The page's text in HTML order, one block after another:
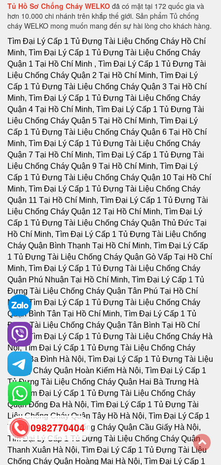
Tủ Hồ Sơ Chống Cháy WELKO đã có mặt tại 172 quốc gia và
hơn 10.000 chi nhánh trên khắp thế giới. Sản phẩm Tủ chống
cháy WELKO mong muốn mang đến sự hài lòng cho khách hàng.
Tìm Đại Lý Cấp 1 Tủ Đựng Tài Liệu Chống Cháy Hồ Chí Minh, Tìm Đại Lý Cấp 1 Tủ Đựng Tài Liệu Chống Cháy Quận 1 Tại Hồ Chí Minh , Tìm Đại Lý Cấp 1 Tủ Đựng Tài Liệu Chống Cháy Quận 2 Tại Hồ Chí Minh, Tìm Đại Lý Cấp 1 Tủ Đựng Tài Liệu Chống Cháy Quận 3 Tại Hồ Chí Minh, Tìm Đại Lý Cấp 1 Tủ Đựng Tài Liệu Chống Cháy Quận 4 Tại Hồ Chí Minh, Tìm Đại Lý Cấp 1 Tủ Đựng Tài Liệu Chống Cháy Quận 5 Tại Hồ Chí Minh, Tìm Đại Lý Cấp 1 Tủ Đựng Tài Liệu Chống Cháy Quận 6 Tại Hồ Chí Minh, Tìm Đại Lý Cấp 1 Tủ Đựng Tài Liệu Chống Cháy Quận 7 Tại Hồ Chí Minh, Tìm Đại Lý Cấp 1 Tủ Đựng Tài Liệu Chống Cháy Quận 9 Tại Hồ Chí Minh, Tìm Đại Lý Cấp 1 Tủ Đựng Tài Liệu Chống Cháy Quận 10 Tại Hồ Chí Minh, Tìm Đại Lý Cấp 1 Tủ Đựng Tài Liệu Chống Cháy Quận 11 Tại Hồ Chí Minh, Tìm Đại Lý Cấp 1 Tủ Đựng Tài Liệu Chống Cháy Quận 12 Tại Hồ Chí Minh, Tìm Đại Lý Cấp 1 Tủ Đựng Tài Liệu Chống Cháy Quận Thủ Đức Tại Hồ Chí Minh, Tìm Đại Lý Cấp 1 Tủ Đựng Tài Liệu Chống Cháy Quận Bình Thạnh Tại Hồ Chí Minh, Tìm Đại Lý Cấp 1 Tủ Đựng Tài Liệu Chống Cháy Quận Gò Vấp Tại Hồ Chí Minh, Tìm Đại Lý Cấp 1 Tủ Đựng Tài Liệu Chống Cháy Quận Phú Nhuận Tại Hồ Chí Minh, Tìm Đại Lý Cấp 1 Tủ Đựng Tài Liệu Chống Cháy Quận Tân Phú Tại Hồ Chí Minh, Tìm Đại Lý Cấp 1 Tủ Đựng Tài Liệu Chống Cháy Quận Bình Tân Tại Hồ Chí Minh, Tìm Đại Lý Cấp 1 Tủ Đựng Tài Liệu Chống Cháy Quận Tân Bình Tại Hồ Chí Minh, Tìm Đại Lý Cấp 1 Tủ Đựng Tài Liệu Chống Cháy Hà Nội, Tìm Đại Lý Cấp 1 Tủ Đựng Tài Liệu Chống Cháy Quận Ba Đình Hà Nội, Tìm Đại Lý Cấp 1 Tủ Đựng Tài Liệu Chống Cháy Quận Hoàn Kiếm Hà Nội, Tìm Đại Lý Cấp 1 Tủ Đựng Tài Liệu Chống Cháy Quận Hai Bà Trưng Hà Nội, Tìm Đại Lý Cấp 1 Tủ Đựng Tài Liệu Chống Cháy Quận Đống Đa Hà Nội, Tìm Đại Lý Cấp 1 Tủ Đựng Tài Liệu Chống Cháy Quận Tây Hồ Hà Nội, Tìm Đại Lý Cấp 1 Tủ Đựng Tài Liệu Chống Cháy Quận Cầu Giấy Hà Nội, Tìm Đại Lý Cấp 1 Tủ Đựng Tài Liệu Chống Cháy Quận Thanh Xuân Hà Nội, Tìm Đại Lý Cấp 1 Tủ Đựng Tài Liệu Chống Cháy Quận Hoàng Mai Hà Nội, Tìm Đại Lý Cấp 1 Tủ Đựng Tài Liệu Chống Cháy Quận Long Biên Hà Nội, Tìm Đại Lý Cấp 1 Tủ Đựng Tài Liệu Chống Cháy Quận Bắc Từ Liêm Hà Nội, Tìm Đại Lý Cấp 1 Tủ Đựng Tài Liệu Chống Cháy Huyện Thanh Trì Hà Nội, Tìm Đại Lý Cấp 1 Tủ Đựng Tài Liệu Chống Cháy Huyện Gia Lâm Hà Nội, Tìm Đại Lý Cấp 1 Tủ Đựng Tài Liệu Chống Cháy Huyện Đông Anh Hà Nội, Tìm Đại Lý Cấp 1 Tủ Đựng Tài Liệu Chống Cháy Huyện Sóc Sơn Hà Nội, Tìm Đại Lý Cấp 1 Tủ Đựng Tài Liệu Chống Cháy Quận Hà Đông Hà Nội, Tìm Đại Lý Cấp 1 Tủ Đựng Tài Liệu Chống Cháy Thị xã Sơn Tây Hà Nội, Tìm Đại Lý Cấp 1 Tủ Đựng Tài Liệu Chống Cháy Huyện Ba Vì Hà Nội, Tìm Đại Lý Cấp 1 Tủ Đựng Tài Liệu Chống Cháy Huyện Phúc Thọ Hà Nội, Tìm Đại Lý Cấp 1 Tủ Đựng Tài Liệu Chống Cháy Huyện Thạch Thất Hà Nội, Tìm Đại Lý Cấp 1 Tủ Đựng Tài Liệu Chống Cháy Huyện Quốc Oai Hà Nội, Tìm Đại Lý Cấp 1 Tủ Đựng Tài Liệu Chống Cháy Huyện Chương Mỹ Hà Nội, Tìm Đại Lý Cấp 1 Tủ Đựng Tài Liệu Chống Cháy Huyện Đan Phượng Hà Nội, Tìm Đại Lý Cấp 1 Tủ Đựng Tài Liệu Chống Cháy Huyện Hoài Đức Hà Nội, Tìm Đại Lý Cấp 1 Tủ Đựng Tài Liệu Chống Cháy Huyện Thanh Oai Hà Nội, Tìm Đại Lý Cấp 1 Tủ Đựng Tài Liệu Chống Cháy Huyện Mỹ Đức Hà Nội, Tìm Đại Lý Cấp 1 Tủ Đựng Tài Liệu Chống Cháy Huyện Ứng Hoà Hà Nội, Tìm Đại Lý Cấp 1 Tủ Đựng Tài Liệu Chống Cháy Huyện Thường Tín Hà Nội, Tìm Đại Lý Cấp 1 Tủ Đựng Tài Liệu Chống Cháy Huyện Phú Xuyên Hà Nội, Tìm Đại Lý Cấp 1 Tủ Đựng Tài Liệu Chống Cháy Huyện Mê Linh Hà Nội, Tìm Đại Lý Cấp 1 Tủ Đựng Tài Liệu Chống Cháy Quận Nam Từ Liên Hà Nội, Tìm Đại Lý Cấp 1 Tủ Đựng Tài Liệu Chống Cháy An Giang, Tìm Đại Lý Cấp 1 Tủ Đựng Tài Liệu Chống Cháy Thành phố Long Xuyên Tỉnh An Giang, Tìm Đại Lý Cấp 1 Tủ Đựng Tài Liệu Chống Cháy Thành phố Châu Đốc Tỉnh An Giang, Tìm Đại Lý Cấp 1 Tủ Đựng Tài Liệu Chống Cháy Huyện An Phú Tỉnh An Giang, Tìm Đại Lý Cấp 1 Tủ Đựng Tài Liệu Chống Cháy Thị xã Tân Châu, Tìm Đại Lý Cấp 1 Tủ Đựng Tài Liệu Chống Cháy Huyện Phú Tân, Tìm Đại Lý Cấp 1 Tủ Đựng Tài Liệu Chống Cháy Huyện Châu Phú, Tìm Đại Lý Cấp 1 Tủ Đựng Tài Liệu Chống Cháy Huyện Tịnh Biên, Tìm Đại Lý Cấp 1 Tủ Đựng Tài Liệu Chống Cháy Huyện Tri Tôn, Tìm Đại Lý Cấp 1 Tủ Đựng Tài Liệu Chống Cháy Huyện Châu Thành Tỉnh An Giang, Tìm Đại Lý Cấp 1 Tủ Đựng Tài Liệu Chống Cháy Huyện Chợ Mới Tỉnh An Giang, Tìm Đại Lý Cấp 1 Tủ Đựng Tài Liệu Chống Cháy Huyện Thoại Sơn Tỉnh An Giang, Tìm Đại Lý Cấp 1 Tủ Đựng Tài Liệu Chống Cháy Vũng Tàu, Tìm Đại Lý Cấp 1 Tủ Đựng Tài Liệu Chống Cháy Thành phố Vũng Tàu Tại Bà Rịa - Vũng Tàu, Tìm Đại Lý Cấp 1 Tủ Đựng Tài Liệu Chống Cháy Thành phố Bà Rịa Tại Bà Rịa - Vũng Tàu, Tìm Đại Lý Cấp 1 Tủ Đựng Tài Liệu Chống Cháy Huyện Châu Đức Tại Bà Rịa - Vũng Tàu, Tìm Đại Lý Cấp 1 Tủ Đựng Tài Liệu Chống Cháy Huyện Xuyên Mộc Tại Bà Rịa - Vũng Tàu, Tìm Đại Lý Cấp 1 Tủ Đựng Tài Liệu Chống Cháy Huyện Long Điền Tại Bà Rịa - Vũng Tàu, Tìm Đại Lý Cấp 1 Tủ Đựng Tài Liệu Chống Cháy Huyện Đất Đỏ Tại Bà Rịa - Vũng Tàu, Tìm Đại Lý Cấp 1 Tủ Đựng Tài Liệu Chống Cháy Huyện Tân Thành Tại Bà Rịa - Vũng Tàu, Tỉnh Bà Rịa - Vũng Tàu Tại Bà Rịa - Vũng Tàu, Tìm Đại Lý Cấp 1 Tủ Đựng Tài Liệu Chống Cháy Bạc Liêu, Tìm Đại Lý Cấp 1 Tủ Đựng Tài Liệu Chống Cháy Thành phố Bạc Liêu Tại Bạc Liêu, Tìm Đại Lý Cấp 1 Tủ Đựng Tài Liệu Chống Cháy Huyện Hồng Dân Tại Bạc Liêu, Tìm Đại Lý Cấp 1 Tủ Đựng Tài Liệu Chống Cháy Huyện Phước Long Tại Bạc Liêu, Tìm Đại Lý Cấp 1 Tủ Đựng Tài Liệu Chống Cháy Huyện Vĩnh Lợi Tại Bạc Liêu, Tìm Đại Lý Cấp 1 Tủ Đựng Tài Liệu Chống Cháy Thị xã Giá Rai Tại Bạc Liêu, Tìm Đại Lý Cấp 1 Tủ Đựng Tài Liệu Chống Cháy Huyện Đông Hải Tại Bạc Liêu, Tìm Đại Lý Cấp 1 Tủ Đựng Tài Liệu Chống Cháy Huyện Hoà Bình Tại Bạc Liêu, Tìm Đại Lý Cấp 1 Tủ Đựng Tài Liệu Chống Cháy Bắc Kạn, Tìm Đại Lý Cấp 1 Tủ Đựng Tài Liệu Chống Cháy Thành Phố Bắc Kạn, Tìm Đại Lý Cấp 1 Tủ Đựng Tài Liệu Chống Cháy Huyện Pác Nặm Tại Bắc Kạn, Tìm Đại Lý Cấp 1 Tủ Đựng Tài Liệu Chống Cháy Huyện Ba Bể Tại Bắc Kạn, Tìm Đại Lý Cấp 1 Tủ Đựng Tài Liệu Chống Cháy Huyện Ngân Sơn Tại Bắc Kạn, Tìm Đại Lý Cấp 1 Tủ Đựng Tài Liệu Chống Cháy Huyện Bạch Thông Tại Bắc Kạn, Tìm Đại Lý Cấp 1 Tủ Đựng Tài Liệu Chống Cháy Huyện Chợ Đồn Tại Bắc Kạn, Tìm Đại Lý Cấp 1 Tủ Đựng Tài Liệu Chống Cháy Huyện Chợ Mới Tại Bắc Kạn, Huyện Na Rì Tại Bắc Kạn, Tìm Đại Lý Cấp 1 Tủ Đựng Tài Liệu Chống Cháy Bắc Giang, Tìm Đại Lý Cấp 1 Tủ Đựng Tài Liệu Chống Cháy Thành phố Bắc Giang, Tìm Đại Lý Cấp 1 Tủ Đựng Tài Liệu Chống Cháy Huyện Yên Thế Tại Bắc Giang, Tìm Đại Lý Cấp 1 Tủ Đựng Tài Liệu Chống Cháy Huyện Tân Yên Tại Bắc Giang, Tìm Đại Lý Cấp 1 Tủ Đựng Tài Liệu Chống Cháy Huyện Lạng Giang Tại Bắc Giang, Tìm Đại Lý Cấp 1 Tủ Đựng Tài Liệu Chống Cháy Huyện Lục Nam Tại Bắc Giang, Tìm Đại Lý Cấp 1 Tủ Đựng Tài Liệu Chống Cháy Huyện Lục Ngạn Tại Bắc Giang, Tìm Đại Lý Cấp 1 Tủ Đựng Tài Liệu Chống Cháy Huyện Sơn Động Tại Bắc Giang, Tìm Đại Lý Cấp 1 Tủ Đựng Tài Liệu Chống Cháy Huyện Yên Dũng Tại Bắc Giang, Tìm Đại Lý Cấp 1 Tủ Đựng Tài Liệu Chống Cháy Huyện Việt Yên Tại Bắc Giang, Tìm Đại Lý Cấp 1 Tủ Đựng Tài Liệu Chống Cháy Huyện Hiệp Hòa Tại Bắc Giang, Tìm Đại Lý Cấp 1 Tủ Đựng Tài Liệu Chống Cháy Bắc Ninh, Tìm Đại Lý Cấp 1 Tủ Đựng Tài Liệu Chống Cháy Thành phố Bắc Ninh, Tìm Đại Lý Cấp 1 Tủ Đựng Tài Liệu Chống Cháy Huyện Yên Phong Tại Bắc Ninh, Tìm Đại Lý Cấp 1 Tủ Đựng Tài Liệu Chống Cháy Huyện Quế Võ Tại Bắc Ninh, Tìm Đại Lý Cấp 1 Tủ Đựng Tài Liệu Chống Cháy Huyện Tiên Du Tại Bắc Ninh, Tìm Đại Lý Cấp 1 Tủ Đựng Tài Liệu Chống Cháy Thị xã Từ Sơn Tại Bắc Ninh, Huyện Thuận Thành Tại Bắc Ninh, Tìm Đại Lý Cấp 1 Tủ Đựng Tài Liệu Chống Cháy Huyện Gia Bình Tại Bắc Ninh, Tìm Đại Lý Cấp 1 Tủ Đựng Tài Liệu Chống Cháy Huyện Lương Tài Tại Bắc Ninh, Tìm Đại Lý Cấp 1 Tủ Đựng Tài Liệu Chống Cháy Bến Tre, Tìm Đại Lý Cấp 1 Tủ Đựng Tài Liệu Chống Cháy Thành phố Bến Tre, Tìm Đại Lý Cấp 1 Tủ Đựng Tài Liệu Chống Cháy Huyện Châu Thành Tỉnh Bến Tre, Huyện Chợ Lách Tỉnh Bến Tre, Tìm Đại Lý Cấp 1 Tủ Đựng Tài Liệu Chống Cháy Huyện Mỏ Cày Nam Tỉnh Bến Tre, Tìm Đại Lý Cấp 1 Tủ Đựng Tài Liệu Chống Cháy Huyện Giồng Trôm Tỉnh Bến Tre, Tìm Đại Lý Cấp 1 Tủ Đựng Tài Liệu Chống Cháy Huyện Bình Đại Tỉnh Bến Tre, Tìm Đại Lý Cấp 1 Tủ Đựng Tài Liệu Chống Cháy Huyện Ba Tri Tỉnh Bến Tre, Tìm Đại Lý Cấp 1 Tủ Đựng Tài Liệu Chống Cháy Huyện Thạnh Phú Tỉnh Bến Tre, Tìm Đại Lý Cấp 1 Tủ Đựng Tài Liệu Chống Cháy Huyện Mỏ Cày Bắc Tỉnh Bến Tre, Tìm Đại Lý Cấp 1 Tủ Đựng Tài Liệu Chống Cháy Bình Dương, Tìm Đại Lý Cấp 1 Tủ Đựng Tài Liệu Chống Cháy Tại Thành phố Thủ Dầu Một Tỉnh Bình Dương, Tìm Đại Lý Cấp 1 Tủ Đựng Tài Liệu Chống Cháy Tại Huyện Bàu Bàng Tỉnh Bình Dương, Tìm Đại Lý Cấp 1 Tủ Đựng Tài Liệu Chống Cháy Tại Huyện Dầu Tiếng Tỉnh Bình Dương, Tìm Đại Lý Cấp 1 Tủ Đựng Tài Liệu Chống Cháy Tại Thị xã Bến Cát Tỉnh Bình Dương, Tìm Đại Lý Cấp 1 Tủ Đựng Tài Liệu Chống Cháy Tại Huyện Phú Giáo Tỉnh Bình Dương, Tìm Đại Lý Cấp 1 Tủ Đựng Tài Liệu Chống Cháy Tại Thị xã Tân Uyên Tỉnh Bình Dương, Tìm Đại Lý Cấp 1 Tủ Đựng Tài Liệu Chống Cháy Tại Thị xã Dĩ An Tỉnh Bình Dương, Tìm Đại Lý Cấp 1 Tủ Đựng Tài Liệu Chống Cháy Tại Thị xã Thuận An Tỉnh Bình Dương, Tìm Đại Lý Cấp 1 Tủ Đựng Tài Liệu Chống Cháy Tại Huyện Bắc Tân Uyên Tỉnh Bình Dương, Tìm Đại Lý Cấp 1 Tủ Đựng Tài Liệu Chống Cháy Bình Định, Tìm Đại Lý Cấp 1 Tủ Đựng Tài Liệu Chống Cháy Tại Thành phố Qui Nhơn Tỉnh Bình Định, Tìm Đại Lý Cấp 1 Tủ Đựng Tài Liệu Chống Cháy Tại Huyện An Lão Tỉnh Bình Định, Tìm Đại Lý Cấp 1 Tủ Đựng Tài Liệu Chống Cháy Tại Huyện Hoài Nhơn Tỉnh Bình Định, Tìm Đại Lý Cấp 1 Tủ Đựng Tài Liệu Chống Cháy Tại Huyện Hoài Ân Tỉnh Bình Định, Tìm Đại Lý Cấp 1 Tủ Đựng Tài Liệu Chống Cháy Tại Huyện Phù Mỹ Tỉnh Bình Định, Tìm Đại Lý Cấp 1 Tủ Đựng Tài Liệu Chống Cháy Tại Huyện Vĩnh Thạnh Tỉnh Bình Định, Tìm Đại Lý Cấp 1 Tủ Đựng Tài Liệu Chống Cháy Tại Huyện Tây Sơn Tỉnh Bình Định, Tìm Đại Lý Cấp 1 Tủ Đựng Tài Liệu Chống Cháy Tại Huyện Phù Cát Tỉnh Bình Định, Tìm Đại Lý Cấp 1 Tủ Đựng Tài Liệu Chống Cháy Tại Thị xã An Nhơn Tỉnh Bình Định, Tìm Đại Lý Cấp 1 Tủ Đựng Tài Liệu Chống Cháy Tại Huyện Tuy Phước Tỉnh Bình Định, Tìm Đại Lý Cấp 1 Tủ Đựng Tài Liệu Chống Cháy Tại Huyện Vân Canh Tỉnh Bình Định, Tìm Đại Lý Cấp 1 Tủ Đựng Tài Liệu Chống Cháy Bình Phước, Tìm Đại Lý Cấp 1 Tủ Đựng Tài Liệu Chố
0982770404
back